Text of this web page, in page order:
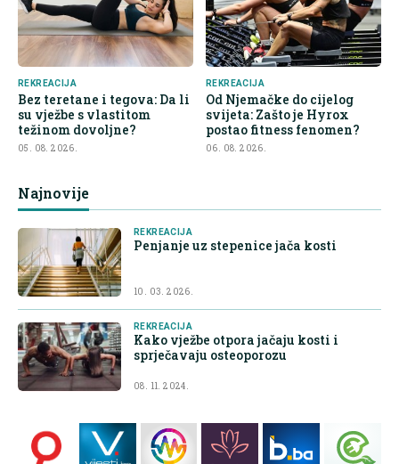
REKREACIJA
Bez teretane i tegova: Da li
su vježbe s vlastitom
težinom dovoljne?
05. 08. 2026.
REKREACIJA
Od Njemačke do cijelog
svijeta: Zašto je Hyrox
postao fitness fenomen?
06. 08. 2026.
Najnovije
REKREACIJA
Penjanje uz stepenice jača kosti
10. 03. 2026.
REKREACIJA
Kako vježbe otpora jačaju kosti i
sprječavaju osteoporozu
08. 11. 2024.